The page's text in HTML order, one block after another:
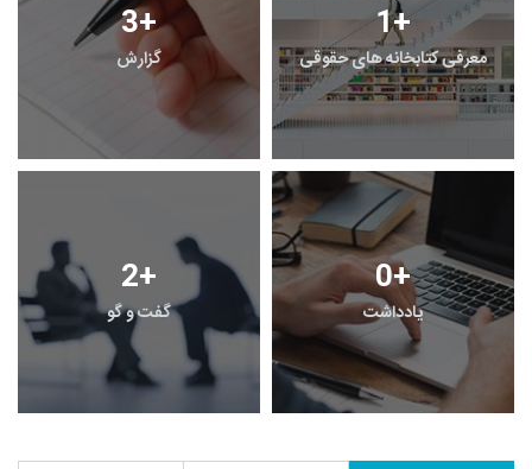
3+
گزارش
1+
معرفی کتابخانه های حقوقی
2+
گفت و گو
0+
یادداشت